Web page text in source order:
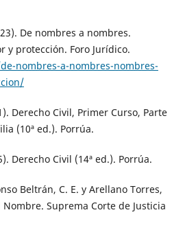
De nombres a nombres.
y protección. Foro Jurídico.
nombres-a-nombres-nombres-
Derecho Civil, Primer Curso, Parte
(10ª ed.). Porrúa.
Derecho Civil (14ª ed.). Porrúa.
Beltrán, C. E. y Arellano Torres,
Nombre. Suprema Corte de Justicia